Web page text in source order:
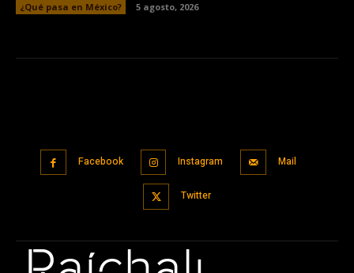
¿Qué pasa en México? 5 agosto, 2026
Facebook Instagram Mail
Twitter